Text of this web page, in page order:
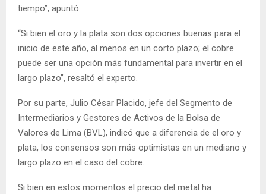
tiempo”, apuntó.
“Si bien el oro y la plata son dos opciones buenas para el
inicio de este año, al menos en un corto plazo; el cobre
puede ser una opción más fundamental para invertir en el
largo plazo”, resaltó el experto.
Por su parte, Julio César Placido, jefe del Segmento de
Intermediarios y Gestores de Activos de la Bolsa de
Valores de Lima (BVL), indicó que a diferencia de el oro y
plata, los consensos son más optimistas en un mediano y
largo plazo en el caso del cobre.
Si bien en estos momentos el precio del metal ha